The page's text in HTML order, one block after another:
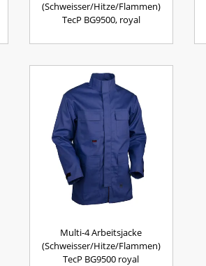
(Schweisser/Hitze/Flammen)
TecP BG9500, royal
Multi-4 Arbeitsjacke
(Schweisser/Hitze/Flammen)
TecP BG9500 royal